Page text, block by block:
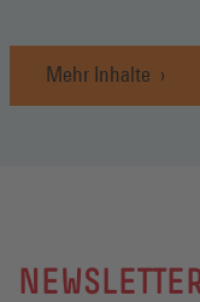
Mehr Inhalte